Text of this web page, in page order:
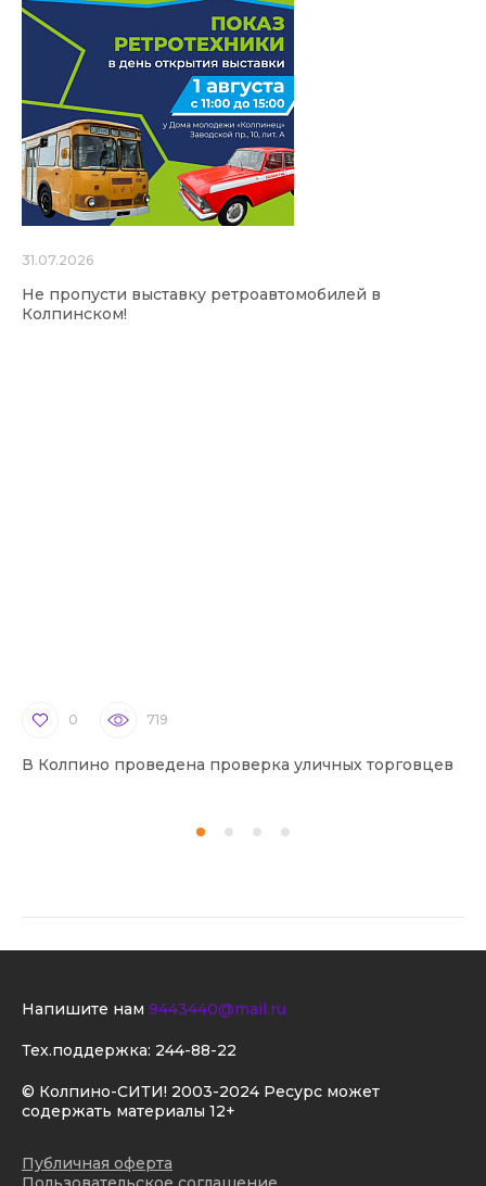
31.07.2026
Не пропусти выставку ретроавтомобилей в
Колпинском!
0 719
В Колпино проведена проверка уличных торговцев
© Колпино-СИТИ! 2003-2024 Ресурс может
содержать материалы 12+
Публичная оферта
Напишите нам 9443440@mail.ru
Тех.поддержка: 244-88-22